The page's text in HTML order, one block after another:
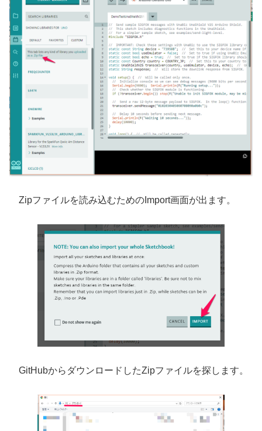
Zipファイルを読み込むためのImport画面が出ます。
GitHubからダウンロードしたZipファイルを探します。